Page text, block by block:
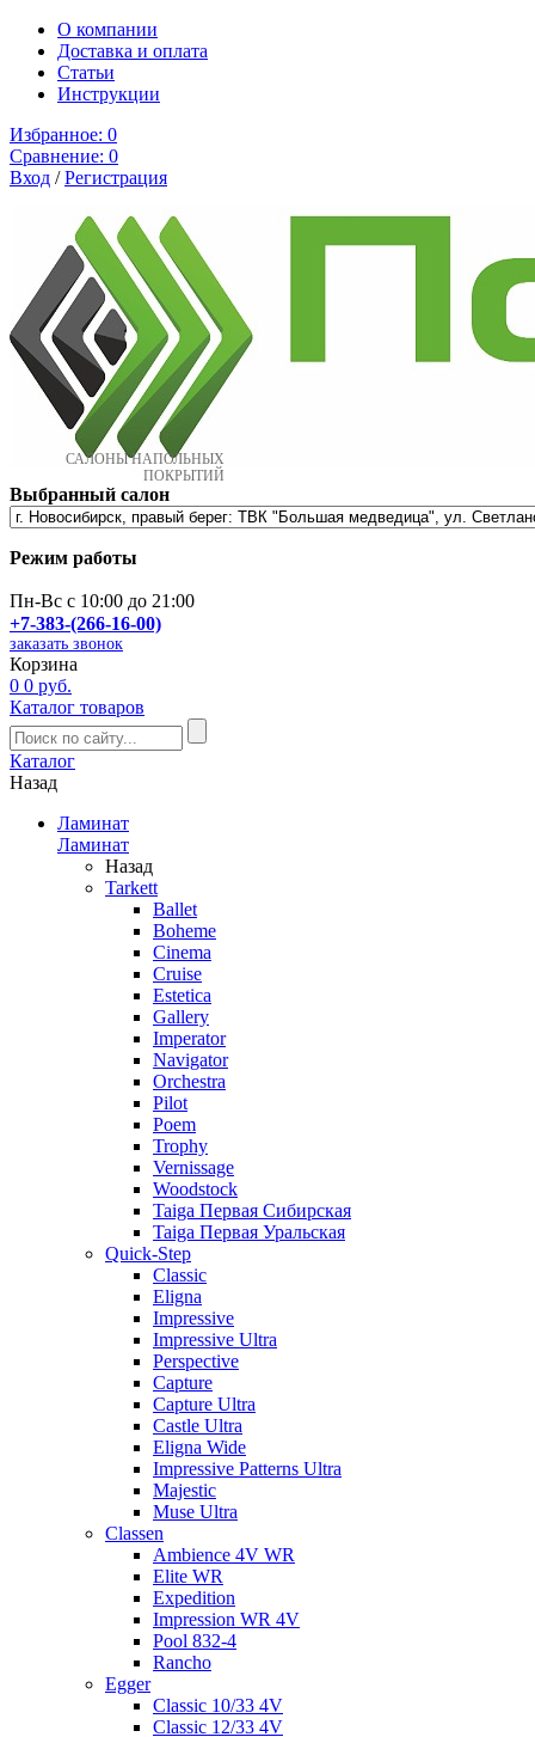
О компании
Доставка и оплата
Cтатьи
Инструкции
Избранное: 0
Сравнение: 0
Вход /Регистрация
САЛОНЫ НАПОЛЬНЫХ
ПОКРЫТИЙ
Выбранный салон
Режим работы
Пн-Вс с 10:00 до 21:00
+7-383-(266-16-00)
заказать звонок
Корзина
0 0 руб.
Каталог товаров
Каталог
Назад
Ламинат
Ламинат
Назад
Tarkett
Ballet
Boheme
Cinema
Cruise
Estetica
Gallery
Imperator
Navigator
Orchestra
Pilot
Poem
Trophy
Vernissage
Woodstock
Taiga Первая Сибирская
Taiga Первая Уральская
Quick-Step
Classic
Eligna
Impressive
Impressive Ultra
Perspective
Capture
Capture Ultra
Castle Ultra
Eligna Wide
Impressive Patterns Ultra
Majestic
Muse Ultra
Classen
Ambience 4V WR
Elite WR
Expedition
Impression WR 4V
Pool 832-4
Rancho
Egger
Classic 10/33 4V
Classic 12/33 4V